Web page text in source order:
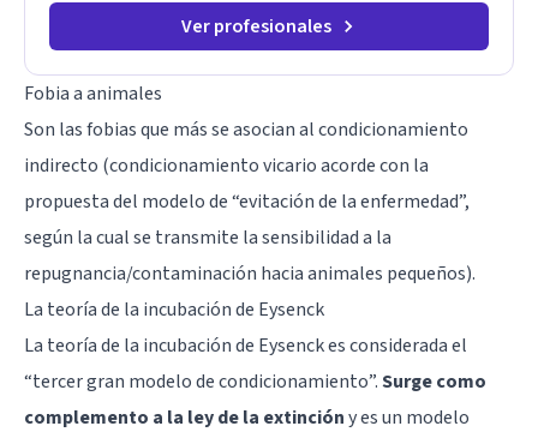
Ver profesionales
Fobia a animales
Son las fobias que más se asocian al condicionamiento
indirecto (condicionamiento vicario acorde con la
propuesta del modelo de “evitación de la enfermedad”,
según la cual se transmite la sensibilidad a la
repugnancia/contaminación hacia animales pequeños).
La teoría de la incubación de Eysenck
La teoría de la incubación de Eysenck es considerada el
“tercer gran modelo de condicionamiento”.Surge como
complemento a la ley de la extincióny es un modelo